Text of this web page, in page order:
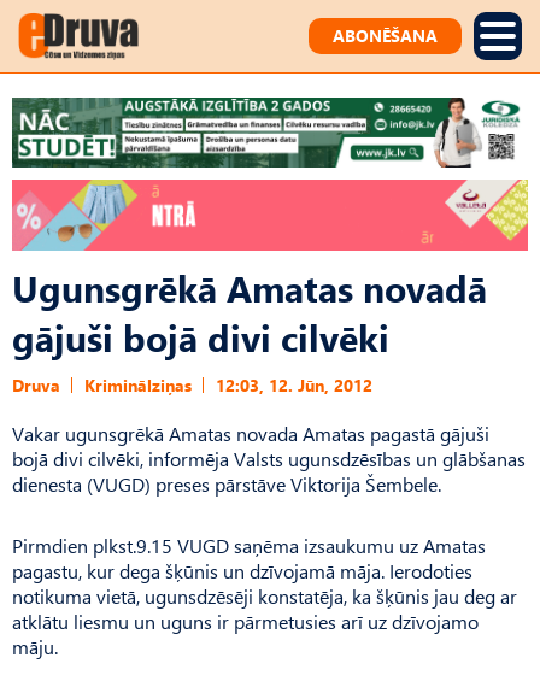
ABONĒŠANA
Ugunsgrēkā Amatas novadā
gājuši bojā divi cilvēki
Druva Kriminālziņas 12:03, 12. Jūn, 2012
Vakar ugunsgrēkā Amatas novada Amatas pagastā gājuši
bojā divi cilvēki, informēja Valsts ugunsdzēsības un glābšanas
dienesta (VUGD) preses pārstāve Viktorija Šembele.
Pirmdien plkst.9.15 VUGD saņēma izsaukumu uz Amatas
pagastu, kur dega šķūnis un dzīvojamā māja. Ierodoties
notikuma vietā, ugunsdzēsēji konstatēja, ka šķūnis jau deg ar
atklātu liesmu un uguns ir pārmetusies arī uz dzīvojamo
māju.